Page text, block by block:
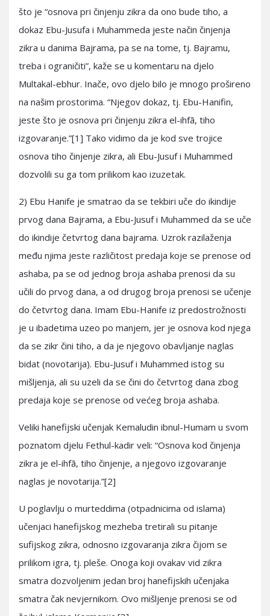
što je “osnova pri činjenju zikra da ono bude tiho, a
dokaz Ebu-Jusufa i Muhammeda jeste način činjenja
zikra u danima Bajrama, pa se na tome, tj. Bajramu,
treba i ograničiti”, kaže se u komentaru na djelo
Multakal-ebhur. Inače, ovo djelo bilo je mnogo prošireno
na našim prostorima. “Njegov dokaz, tj. Ebu-Hanifin,
jeste što je osnova pri činjenju zikra el-ihfā, tiho
izgovaranje.”[1] Tako vidimo da je kod sve trojice
osnova tiho činjenje zikra, ali Ebu-Jusuf i Muhammed
dozvolili su ga tom prilikom kao izuzetak.
2) Ebu Hanife je smatrao da se tekbiri uče do ikindije
prvog dana Bajrama, a Ebu-Jusuf i Muhammed da se uče
do ikindije četvrtog dana bajrama. Uzrok razilaženja
među njima jeste različitost predaja koje se prenose od
ashaba, pa se od jednog broja ashaba prenosi da su
učili do prvog dana, a od drugog broja prenosi se učenje
do četvrtog dana. Imam Ebu-Hanife iz predostrožnosti
je u ibadetima uzeo po manjem, jer je osnova kod njega
da se zikr čini tiho, a da je njegovo obavljanje naglas
bidat (novotarija). Ebu-Jusuf i Muhammed istog su
mišljenja, ali su uzeli da se čini do četvrtog dana zbog
predaja koje se prenose od većeg broja ashaba.
Veliki hanefijski učenjak Kemaludin ibnul-Humam u svom
poznatom djelu Fethul-kadir veli: “Osnova kod činjenja
zikra je el-ihfā, tiho činjenje, a njegovo izgovaranje
naglas je novotarija.”[2]
U poglavlju o murteddima (otpadnicima od islama)
učenjaci hanefijskog mezheba tretirali su pitanje
sufijskog zikra, odnosno izgovaranja zikra čijom se
prilikom igra, tj. pleše. Onoga koji ovakav vid zikra
smatra dozvoljenim jedan broj hanefijskih učenjaka
smatra čak nevjernikom. Ovo mišljenje prenosi se od